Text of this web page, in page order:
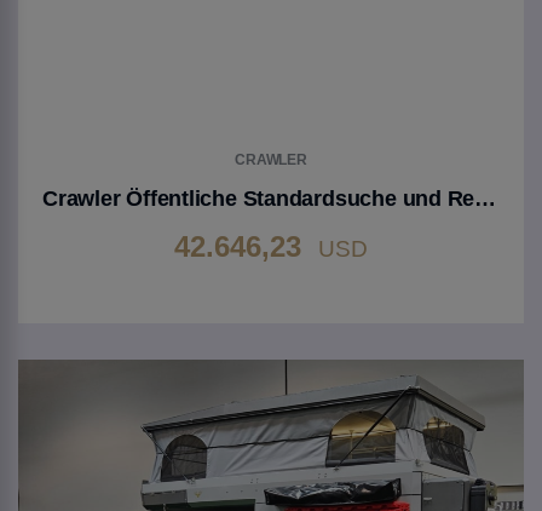
CRAWLER
Crawler Öffentliche Standardsuche und Rettung
42.646,23 USD